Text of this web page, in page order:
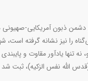
دشمن ذبون آمریکایی-
را نیز نشانه گرفته است،
تنها یادآور مقاوت و
الله نفس الزکیه)، ثبت